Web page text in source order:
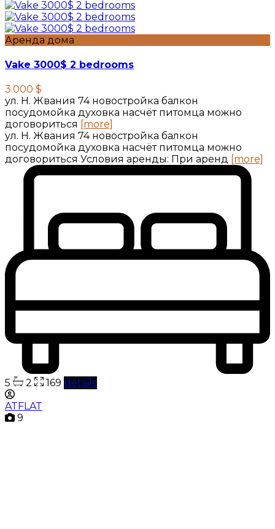
Аренда дома
Vake 3000$ 2 bedrooms
3.000 $
ул. Н. Жвания 74 новостройка балкон
посудомойка духовка насчёт питомца можно
договориться
[more]
ул. Н. Жвания 74 новостройка балкон
посудомойка духовка насчёт питомца можно
договориться Условия аренды: При аренд [more]
5 2 169 details
ATFLAT
9